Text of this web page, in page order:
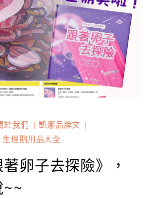
於我們
凱娜品牌文
生理期用品大全
卵子去探險》，